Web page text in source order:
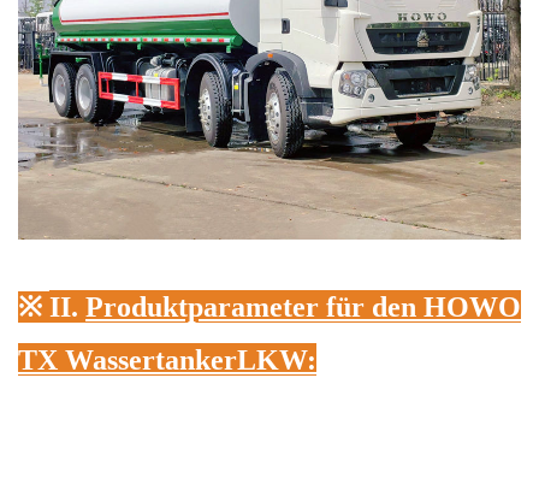
※ II. Produktparameter für den HOWO
TX WassertankerLKW: